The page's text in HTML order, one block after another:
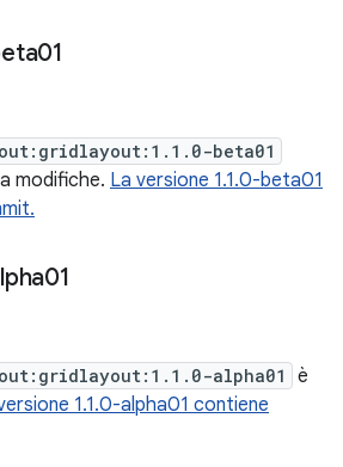
beta01
modifiche. La versione 1.1.0-beta01
alpha01
è
1.1.0-alpha01 contiene